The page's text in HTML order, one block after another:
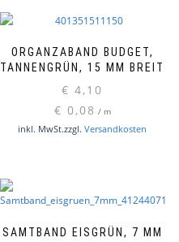
ORGANZABAND BUDGET,
TANNENGRÜN, 15 MM BREIT
€ 4,10
€ 0,08 / m
inkl. MwSt.zzgl. Versandkosten
SAMTBAND EISGRÜN, 7 MM